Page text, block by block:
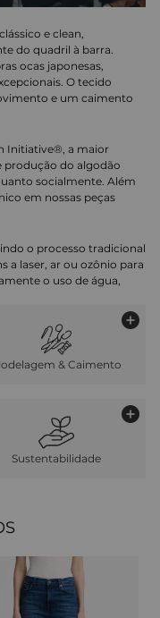
e clean,
do quadril à barra.
ocas japonesas,
O tecido
e um caimento
Initiative®, a maior
produção do algodão
socialmente. Além
em nossas peças
o processo tradicional
a laser, ar ou ozônio para
o uso de água,
& Caimento
Sustentabilidade